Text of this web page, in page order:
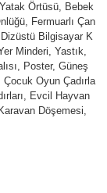
Örtüsü, Bebek
Fermuarlı Çan
Bilgisayar K
Minderi, Yastık,
Poster, Güneş
Oyun Çadırla
Evcil Hayvan
Döşemesi,